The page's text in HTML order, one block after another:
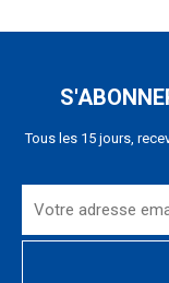
Tous les 15 jours,